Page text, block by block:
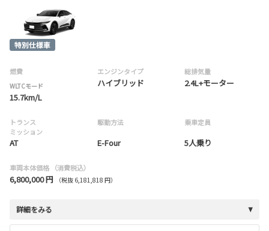
燃費
WLTCモード
15.7km/L
エンジンタイプ
ハイブリッド
総排気量
2.4L+モーター
トランス
ミッション
AT
駆動方法
E-Four
乗車定員
5人乗り
車両本体価格 （消費税込）
6,800,000 円 （税抜 6,181,818 円）
詳細をみる